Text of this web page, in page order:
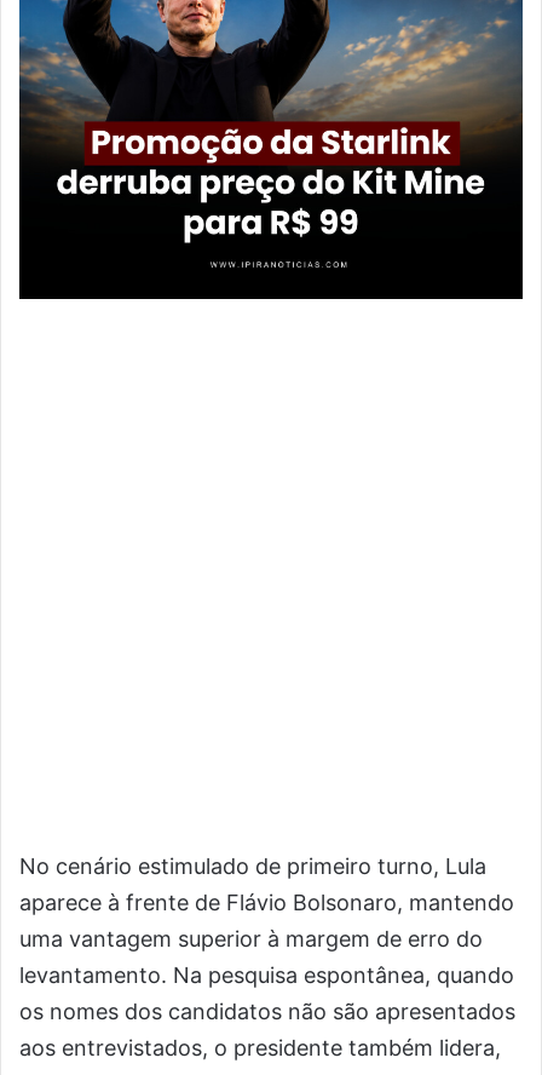
No cenário estimulado de primeiro turno, Lula
aparece à frente de Flávio Bolsonaro, mantendo
uma vantagem superior à margem de erro do
levantamento. Na pesquisa espontânea, quando
os nomes dos candidatos não são apresentados
aos entrevistados, o presidente também lidera,